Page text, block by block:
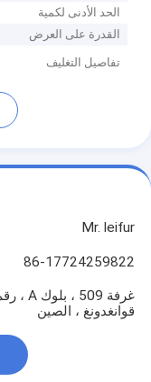
الحد الأدنى لكمية
القدرة على العرض
تفاصيل التغليف
Mr. leifur
86-17724259822
قوانغدونغ ، الصين